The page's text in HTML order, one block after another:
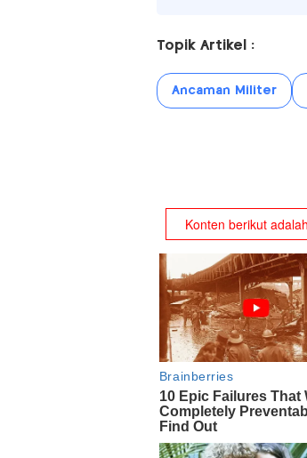
Topik Artikel :
Ancaman Militer